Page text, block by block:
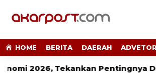
HOME BERITA DAERAH
Tekankan Pentingnya Data